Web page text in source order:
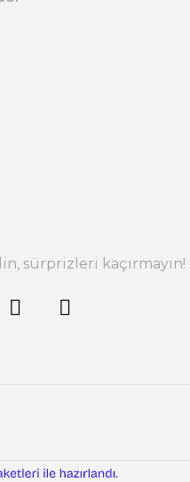
sürprizleri kaçırmayın!
e-